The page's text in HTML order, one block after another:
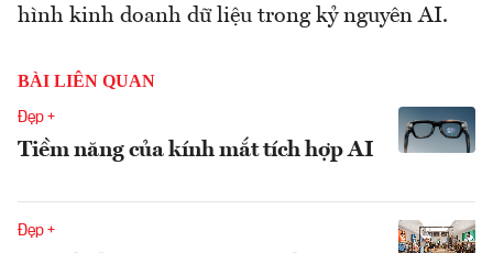
hình kinh doanh dữ liệu trong kỷ nguyên AI.
BÀI LIÊN QUAN
Đẹp +
Tiềm năng của kính mắt tích hợp AI
Đẹp +